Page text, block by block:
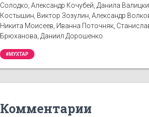
Солодко, Александр Кочубей, Данила
Костышин, Виктор Зозулин, Александр
Никита Моисеев, Иванна Поточняк,
Брюханова, Даниил Дорошенко
#МУХТАР
Комментарии